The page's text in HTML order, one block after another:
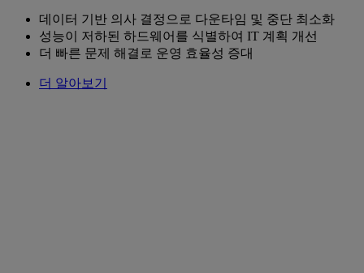
데이터 기반 의사 결정으로 다운타임 및 중단 최소화
성능이 저하된 하드웨어를 식별하여 IT 계획 개선
더 빠른 문제 해결로 운영 효율성 증대
더 알아보기